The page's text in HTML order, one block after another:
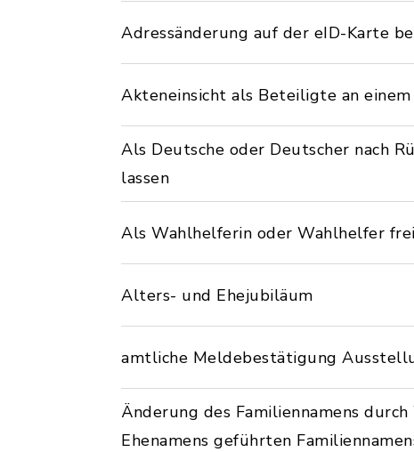
Adressänderung auf der eID-Karte
Akteneinsicht als Beteiligte an
Als Deutsche oder Deutscher nach
lassen
Als Wahlhelferin oder Wahlhelfer
Alters- und Ehejubiläum
amtliche Meldebestätigung
Änderung des Familiennamens
Ehenamens geführten